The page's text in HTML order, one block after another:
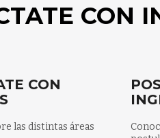
CON
CON
las distintas áreas